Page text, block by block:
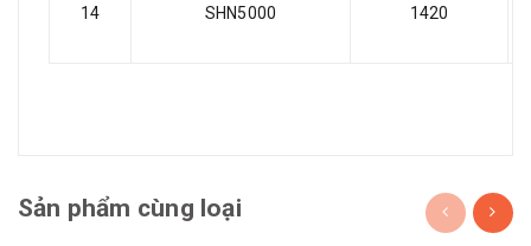
14 SHN5000 1420
Sản phẩm cùng loại